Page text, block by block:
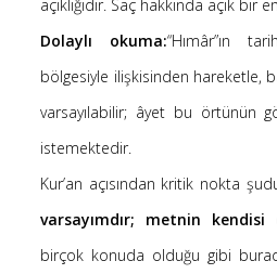
açıklığıdır. Saç hakkında açık bir
Dolaylı okuma:“Hımâr”ın
bölgesiyle ilişkisinden hareketle,
varsayılabilir; âyet bu örtünün
istemektedir.
Kur’an açısından kritik nokta
varsayımdır; metnin kendisi
birçok konuda olduğu gibi